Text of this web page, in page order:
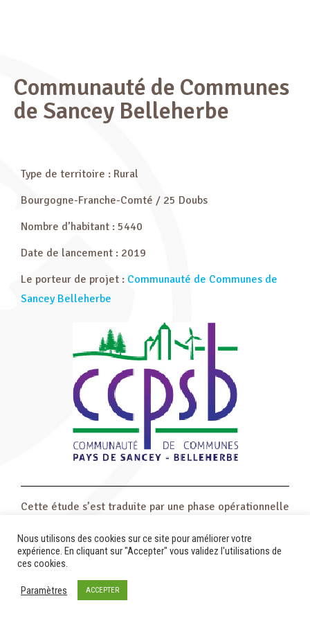
Communauté de Communes
de Sancey Belleherbe
Type de territoire : Rural
Bourgogne-Franche-Comté / 25 Doubs
Nombre d’habitant : 5440
Date de lancement : 2019
Le porteur de projet : Communauté de Communes de
Sancey Belleherbe
Cette étude s’est traduite par une phase opérationnelle
Nous utilisons des cookies sur ce site pour améliorer votre
expérience. En cliquant sur "Accepter" vous validez l'utilisations de
ces cookies.
Paramètres ACCEPTER